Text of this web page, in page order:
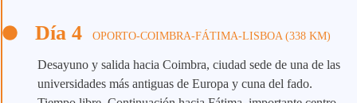
Día 4 OPORTO-COIMBRA-FÁTIMA-LISBOA (338 KM)
Desayuno y salida hacia Coimbra, ciudad sede de una de las
universidades más antiguas de Europa y cuna del fado.